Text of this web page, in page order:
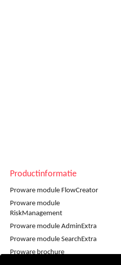
Productinformatie
Proware module FlowCreator
Proware module
RiskManagement
Proware module AdminExtra
Proware module SearchExtra
Proware brochure